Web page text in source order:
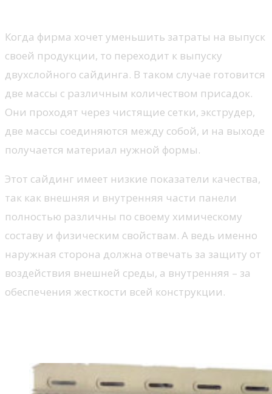
Когда фирма хочет уменьшить затраты на выпуск
своей продукции, то переходит к выпуску
двухслойного сайдинга. В таком случае готовится
две массы с различным количеством присадок.
Они проходят через чистящие сетки, экструдер,
две массы соединяются между собой, и на выходе
получается материал нужной формы.
Этот сайдинг имеет низкие показатели качества,
так как внешняя и внутренняя части панели
полностью различны по своему химическому
составу и физическим свойствам. А ведь именно
наружная сторона должна отвечать за защиту от
воздействия внешней среды, а внутренняя – за
обеспечения жесткости всей конструкции.